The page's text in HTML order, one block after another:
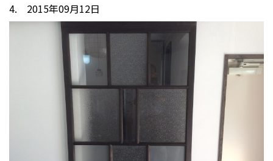
4. 2015年09月12日